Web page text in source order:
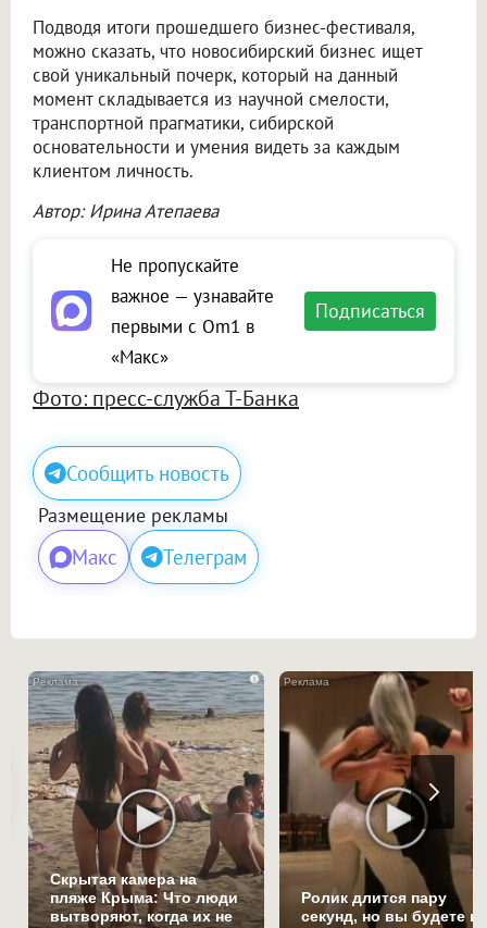
Подводя итоги прошедшего бизнес-фестиваля,
можно сказать, что новосибирский бизнес ищет
свой уникальный почерк, который на данный
момент складывается из научной смелости,
транспортной прагматики, сибирской
основательности и умения видеть за каждым
клиентом личность.
Автор: Ирина Атепаева
Не пропускайте
важное — узнавайте
первыми с Om1 в
«Макс»
Подписаться
Фото: пресс-служба Т-Банка
Сообщить новость
Размещение рекламы
Макс Телеграм
i
Скрытая камера на
пляже Крыма: Что люди
вытворяют, когда их не
Ролик длится пару
секунд, но вы будете в